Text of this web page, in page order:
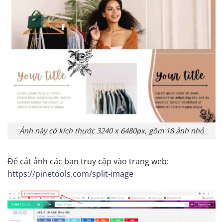
Ảnh này có kích thước 3240 x 6480px, gồm 18 ảnh nhỏ
Để cắt ảnh các bạn truy cập vào trang web:
https://pinetools.com/split-image